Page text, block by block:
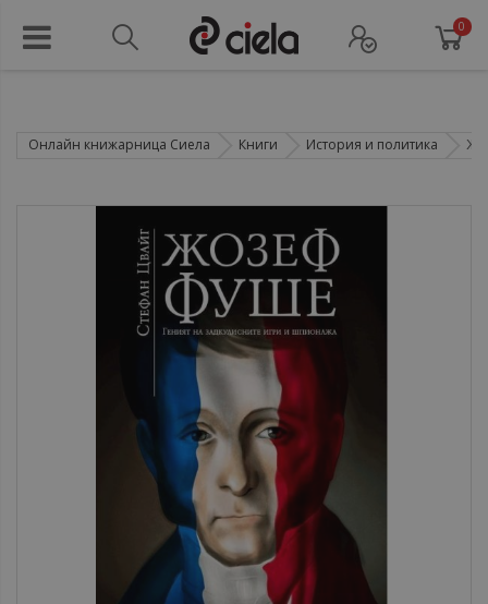
0
Онлайн книжарница Сиела Книги История и политика